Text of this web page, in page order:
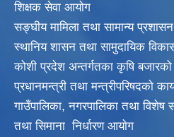
शिक्षक सेवा आयाेग
सङ्‍घीय मामिला तथा सामान्य
स्थानिय शासन तथा सामुदायिक
कोशी प्रदेश अन्तर्गतका कृषि
प्रधानमन्त्री तथा मन्त्रीपरिषदकाे
गाउँपालिका, नगरपालिका तथा विशेष
तथा सिमाना निर्धारण आयाेग